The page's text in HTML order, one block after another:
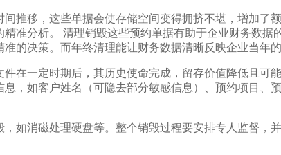
推移，这些单据会使存储空间变得拥挤不堪，增加了
准分析。 清理销毁这些预约单据有助于企业财务数据
的决策。而年终清理能让财务数据清晰反映企业当年的
在一定时期后，其历史使命完成，留存价值降低且可
，如客户姓名（可隐去部分敏感信息）、预约项目、
如消磁处理硬盘等。整个销毁过程要安排专人监督，